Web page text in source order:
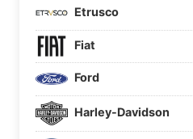
Etrusco
Fiat
Ford
Harley-Davidson